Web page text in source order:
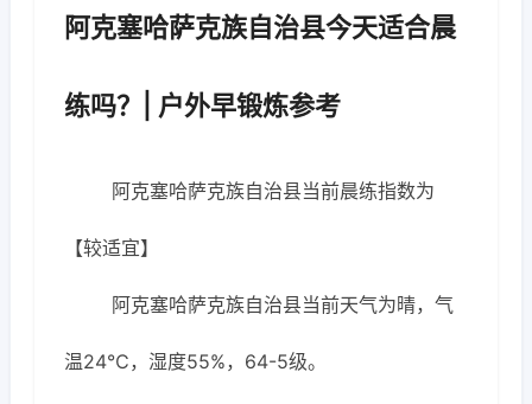
阿克塞哈萨克族自治县今天适合晨
练吗？| 户外早锻炼参考
阿克塞哈萨克族自治县当前晨练指数为
【较适宜】
阿克塞哈萨克族自治县当前天气为晴，气
温24℃，湿度55%，64-5级。